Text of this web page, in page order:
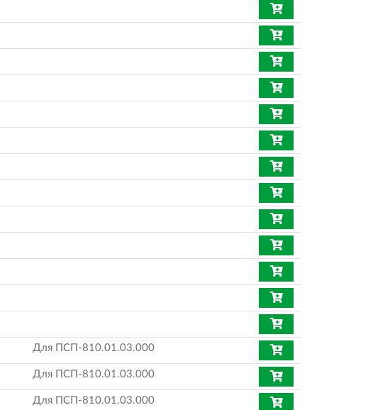
Для ПСП-810.01.03.000
Для ПСП-810.01.03.000
Для ПСП-810.01.03.000